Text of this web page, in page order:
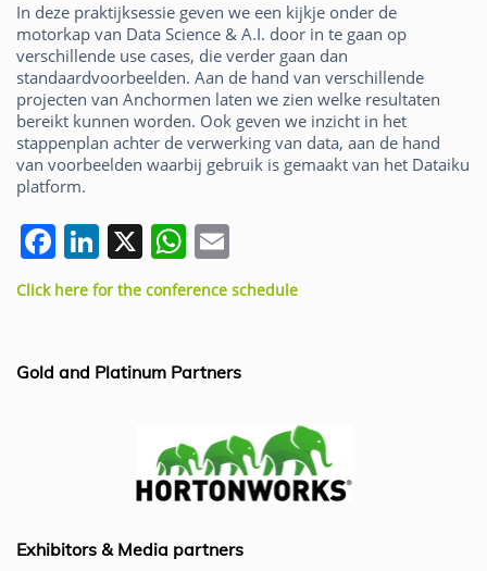
In deze praktijksessie geven we een kijkje onder de
motorkap van Data Science & A.I. door in te gaan op
verschillende use cases, die verder gaan dan
standaardvoorbeelden. Aan de hand van verschillende
projecten van Anchormen laten we zien welke resultaten
bereikt kunnen worden. Ook geven we inzicht in het
stappenplan achter de verwerking van data, aan de hand
van voorbeelden waarbij gebruik is gemaakt van het Dataiku
platform.
F
a
c
b
Li
n
k
dI
X W
h
at
A
p
m
ai
Click here for the conference schedule
Gold and Platinum Partners
Exhibitors & Media partners